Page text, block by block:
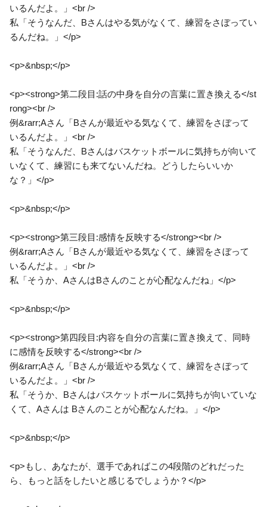
いるんだよ。」<br />
私「そうなんだ、Bさんはやる気がなくて、練習をさぼってい
るんだね。」</p>
<p>&nbsp;</p>
<p><strong>第二段目:話の中身を自分の言葉に置き換える</st
rong><br />
例&rarr;Aさん「Bさんが最近やる気なくて、練習をさぼって
いるんだよ。」<br />
私「そうなんだ、Bさんはバスケットボールに気持ちが向いて
いなくて、練習にも来てないんだね。どうしたらいいか
な？」</p>
<p>&nbsp;</p>
<p><strong>第三段目:感情を反映する</strong><br />
例&rarr;Aさん「Bさんが最近やる気なくて、練習をさぼって
いるんだよ。」<br />
私「そうか、AさんはBさんのことが心配なんだね」</p>
<p>&nbsp;</p>
<p><strong>第四段目:内容を自分の言葉に置き換えて、同時
に感情を反映する</strong><br />
例&rarr;Aさん「Bさんが最近やる気なくて、練習をさぼって
いるんだよ。」<br />
私「そうか、Bさんはバスケットボールに気持ちが向いていな
くて、Aさんは Bさんのことが心配なんだね。」</p>
<p>&nbsp;</p>
<p>もし、あなたが、選手であればこの4段階のどれだった
ら、もっと話をしたいと感じるでしょうか？</p>